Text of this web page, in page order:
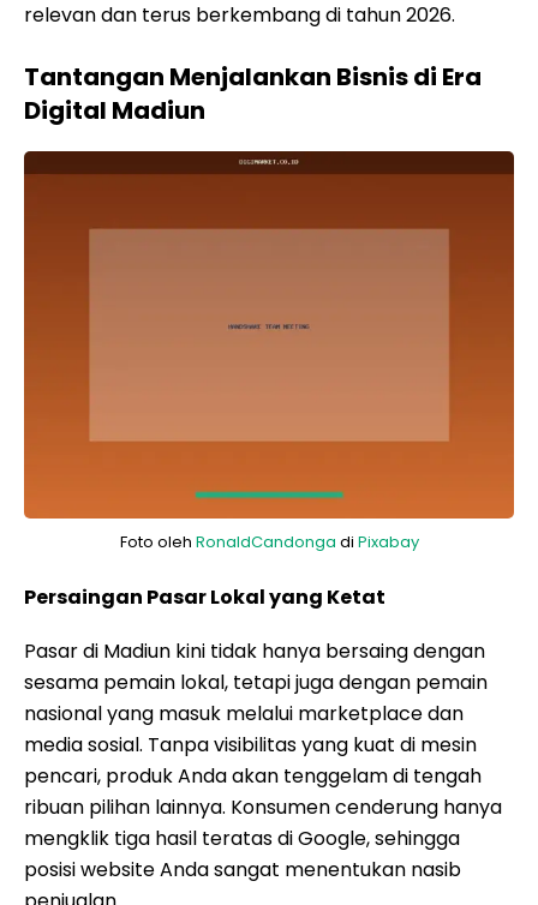
relevan dan terus berkembang di tahun 2026.
Tantangan Menjalankan Bisnis di Era
Digital Madiun
Foto oleh RonaldCandonga di Pixabay
Persaingan Pasar Lokal yang Ketat
Pasar di Madiun kini tidak hanya bersaing dengan
sesama pemain lokal, tetapi juga dengan pemain
nasional yang masuk melalui marketplace dan
media sosial. Tanpa visibilitas yang kuat di mesin
pencari, produk Anda akan tenggelam di tengah
ribuan pilihan lainnya. Konsumen cenderung hanya
mengklik tiga hasil teratas di Google, sehingga
posisi website Anda sangat menentukan nasib